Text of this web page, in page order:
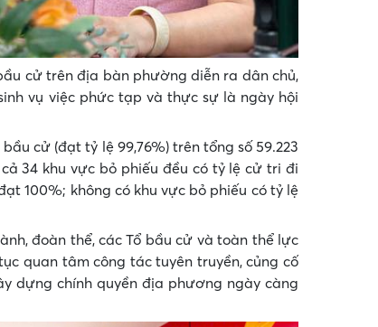
cử trên địa bàn phường diễn ra dân chủ,
vụ việc phức tạp và thực sự là ngày hội
cử (đạt tỷ lệ 99,76%) trên tổng số 59.223
34 khu vực bỏ phiếu đều có tỷ lệ cử tri đi
100%; không có khu vực bỏ phiếu có tỷ lệ
đoàn thể, các Tổ bầu cử và toàn thể lực
quan tâm công tác tuyên truyền, củng cố
dựng chính quyền địa phương ngày càng